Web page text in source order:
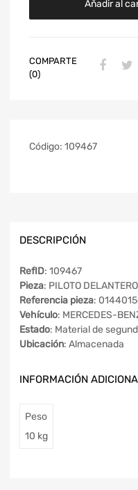
Añadir al
COMPARTE
(0)
Código: 109467
DESCRIPCIÓN
RefID: 109467
Pieza: PILOTO
Referencia pieza:
Vehículo: MERCEDES-
Estado: Material de
Ubicación: Almacenada
INFORMACIÓN
Peso
10 kg